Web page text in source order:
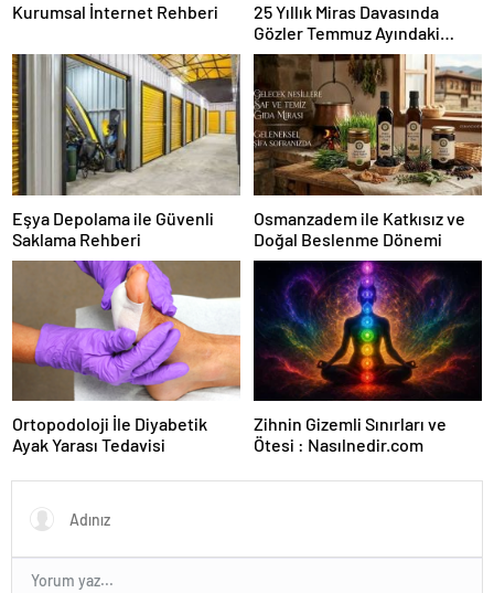
Kurumsal İnternet Rehberi
25 Yıllık Miras Davasında
Gözler Temmuz Ayındaki
Karar Duruşmasına Çevrildi
Eşya Depolama ile Güvenli
Saklama Rehberi
Osmanzadem ile Katkısız ve
Doğal Beslenme Dönemi
Ortopodoloji İle Diyabetik
Ayak Yarası Tedavisi
Zihnin Gizemli Sınırları ve
Ötesi : Nasılnedir.com